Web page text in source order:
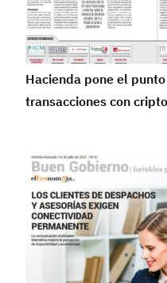
Hacienda pone el
transacciones con